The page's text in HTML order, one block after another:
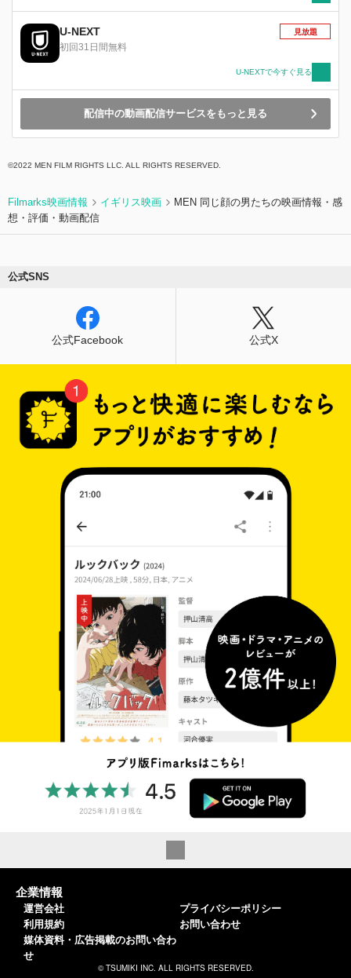
U-NEXT
初回31日間無料
見放題
U-NEXTで今すぐ見る
配信中の動画配信サービスをもっと見る
©️2022 MEN FILM RIGHTS LLC. ALL RIGHTS RESERVED.
Filmarks映画情報 イギリス映画
MEN 同じ顔の男たちの映画情報・感
想・評価・動画配信
公式SNS
公式Facebook 公式X
企業情報
運営会社
利用規約
媒体資料・広告掲載のお問い合わ
せ
プライバシーポリシー
お問い合わせ
© TSUMIKI INC. ALL RIGHTS RESERVED.